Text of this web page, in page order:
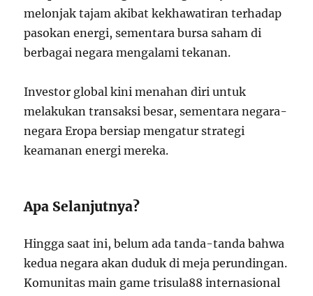
melonjak tajam akibat kekhawatiran terhadap
pasokan energi, sementara bursa saham di
berbagai negara mengalami tekanan.
Investor global kini menahan diri untuk
melakukan transaksi besar, sementara negara-
negara Eropa bersiap mengatur strategi
keamanan energi mereka.
Apa Selanjutnya?
Hingga saat ini, belum ada tanda-tanda bahwa
kedua negara akan duduk di meja perundingan.
Komunitas main game trisula88 internasional